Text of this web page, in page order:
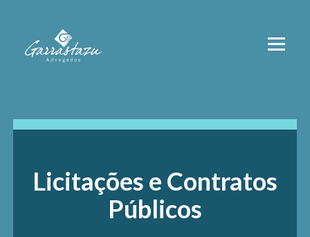
Licitações e Contratos
Públicos